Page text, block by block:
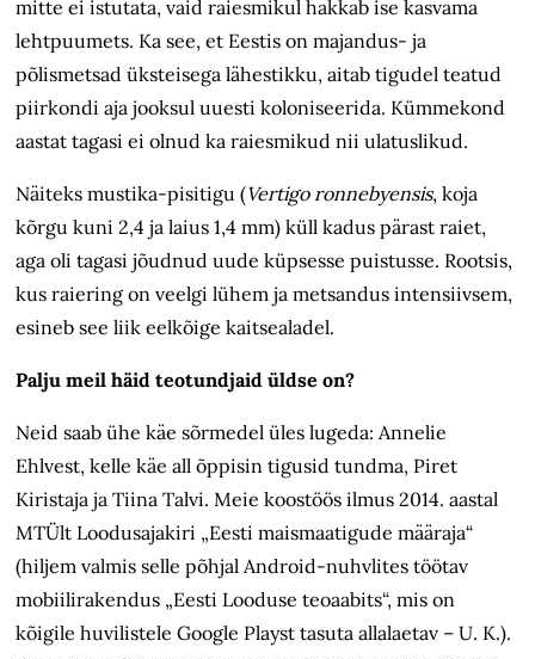
mitte ei istutata, vaid raiesmikul hakkab ise kasvama
lehtpuumets. Ka see, et Eestis on majandus- ja
põlismetsad üksteisega lähestikku, aitab tigudel teatud
piirkondi aja jooksul uuesti koloniseerida. Kümmekond
aastat tagasi ei olnud ka raiesmikud nii ulatuslikud.
Näiteks mustika-pisitigu (Vertigo ronnebyensis, koja
kõrgu kuni 2,4 ja laius 1,4 mm) küll kadus pärast raiet,
aga oli tagasi jõudnud uude küpsesse puistusse. Rootsis,
kus raiering on veelgi lühem ja metsandus intensiivsem,
esineb see liik eelkõige kaitsealadel.
Palju meil häid teotundjaid üldse on?
Neid saab ühe käe sõrmedel üles lugeda: Annelie
Ehlvest, kelle käe all õppisin tigusid tundma, Piret
Kiristaja ja Tiina Talvi. Meie koostöös ilmus 2014. aastal
MTÜlt Loodusajakiri „Eesti maismaatigude määraja“
(hiljem valmis selle põhjal Android-nuhvlites töötav
mobiilirakendus „Eesti Looduse teoaabits“, mis on
kõigile huvilistele Google Playst tasuta allalaetav – U. K.).